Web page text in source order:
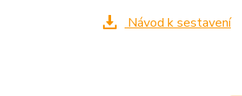
Návod k sestavení